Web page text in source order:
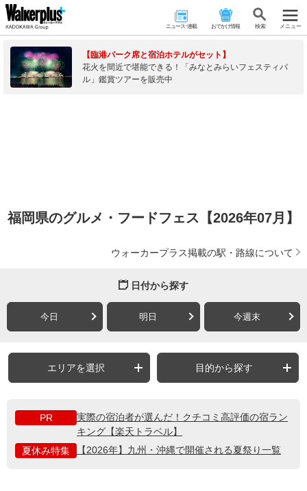
ニュース･連載 おでかけ情報 検 索 メニュー
【臨港パーク席と宿泊ホテルがセット】
花火を間近で堪能できる！「みなとみらいフェスティバ
ル」鑑賞ツアーを販売中
福岡県のグルメ・フードフェス【2026年07月】
ウォーカープラス掲載の駅・路線について
日付から探す
今日 明日 今週末
エリアを選択 目的から探す
PR
実際の宿泊者が選んだ！クチコミ高評価の宿ラン
キング【楽天トラベル】
夏休み特集
【2026年】九州・沖縄で開催される夏祭り一覧